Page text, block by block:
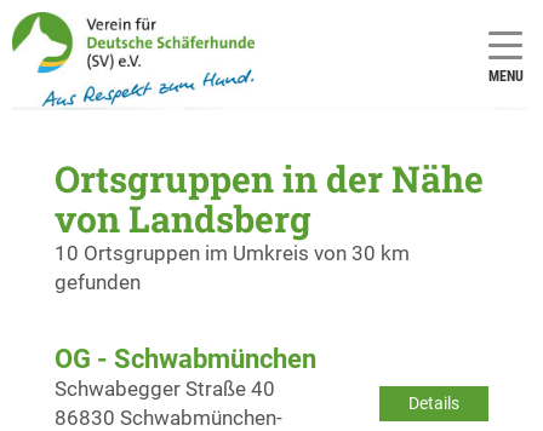
MENU
Ortsgruppen in der Nähe
von Landsberg
10 Ortsgruppen im Umkreis von 30 km
gefunden
OG - Schwabmünchen
Details
Schwabegger Straße 40
86830 Schwabmünchen-